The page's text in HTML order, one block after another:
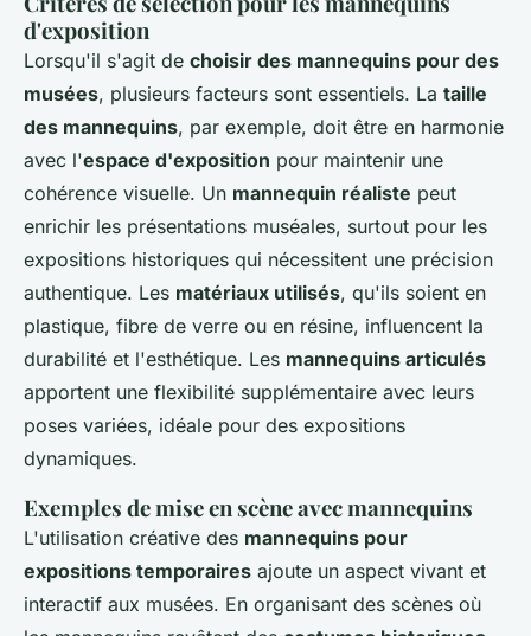
d'exposition
Lorsqu'il s'agit de choisir des mannequins pour des
musées, plusieurs facteurs sont essentiels. La taille
des mannequins, par exemple, doit être en harmonie
avec l'espace d'exposition pour maintenir une
cohérence visuelle. Un mannequin réaliste peut
enrichir les présentations muséales, surtout pour les
expositions historiques qui nécessitent une précision
authentique. Les matériaux utilisés, qu'ils soient en
plastique, fibre de verre ou en résine, influencent la
durabilité et l'esthétique. Les mannequins articulés
apportent une flexibilité supplémentaire avec leurs
poses variées, idéale pour des expositions
dynamiques.
Exemples de mise en scène avec mannequins
L'utilisation créative des mannequins pour
expositions temporaires ajoute un aspect vivant et
interactif aux musées. En organisant des scènes où